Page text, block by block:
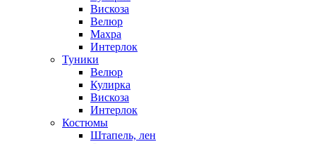
Вискоза
Велюр
Махра
Интерлок
Туники
Велюр
Кулирка
Вискоза
Интерлок
Костюмы
Штапель, лен